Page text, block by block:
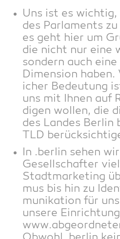
Uns ist es
des Par­la­ments
es geht hier um
die nicht nur eine
son­dern auch
Dimen­si­on haben.
i­cher Bedeu­tung
uns mit Ihnen auf
di­gen wol­len, die
des Lan­des Ber­lin
TLD
In .ber­lin sehen
Gesell­schaf­ter
Stadt­mar­ke­ting
mus bis hin zu
mu­ni­ka­ti­on für
unse­re